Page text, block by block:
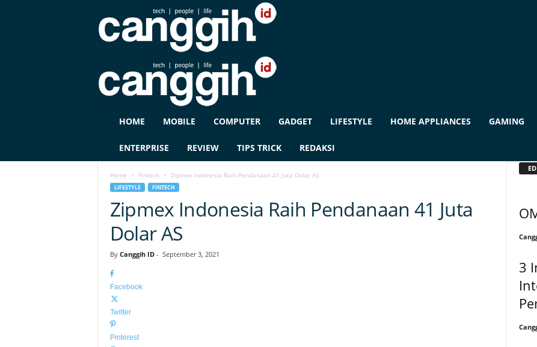
G
HOME MOBILE COMPUTER GADGET LIFESTYLE HOME APPLIANCES GAMING
ENTERPRISE REVIEW TIPS TRICK REDAKSI
Home Fintech Zipmex Indonesia Raih Pendanaan 41 Juta Dolar AS
LIFESTYLE FINTECH
Zipmex Indonesia Raih Pendanaan 41 Juta
Dolar AS
By Canggih ID- September 3, 2021
Facebook
Twitter
Pinterest
3